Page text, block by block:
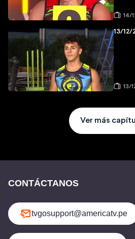
14/
13/12/
13/
Ver más
CONTÁCTANOS
tvgosupport@americatv.pe